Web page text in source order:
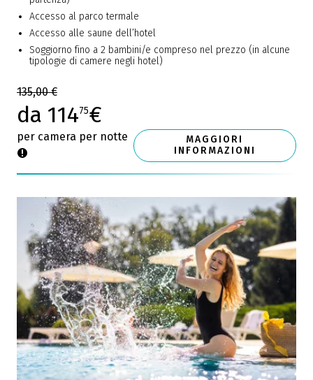
Accesso al parco termale
Accesso alle saune dell’hotel
Soggiorno fino a 2 bambini/e compreso nel prezzo (in alcune
tipologie di camere negli hotel)
135,00 €
da 11475€
per camera per notte
MAGGIORI
INFORMAZIONI